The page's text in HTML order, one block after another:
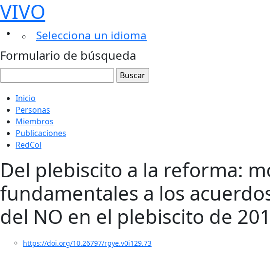
VIVO
Selecciona un idioma
Formulario de búsqueda
Inicio
Personas
Miembros
Publicaciones
RedCol
Del plebiscito a la reforma:
fundamentales a los
del NO en el plebiscito de
https://doi.org/10.26797/rpye.v0i129.73